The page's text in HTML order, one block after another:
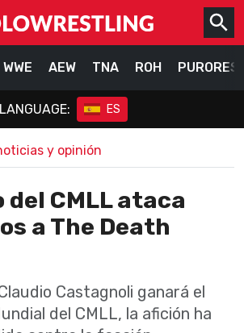
WWE AEW TNA ROH
LANGUAGE: ES
y opinión
del CMLL ataca
a The Death
Castagnoli ganará el
del CMLL, la afición ha